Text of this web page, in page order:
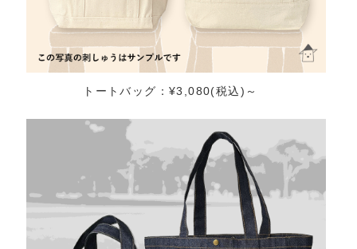
トートバッグ：¥3,080(税込)～